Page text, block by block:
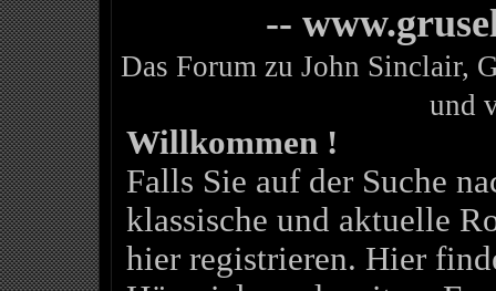
--
Das Forum zu John Sinclair,
und
Willkommen !
Falls Sie auf der Suche
klassische und aktuelle
hier registrieren. Hier